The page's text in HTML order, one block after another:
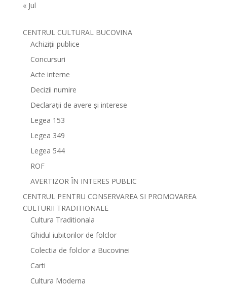
« Jul
CENTRUL CULTURAL BUCOVINA
Achiziții publice
Concursuri
Acte interne
Decizii numire
Declarații de avere și interese
Legea 153
Legea 349
Legea 544
ROF
AVERTIZOR ÎN INTERES PUBLIC
CENTRUL PENTRU CONSERVAREA SI PROMOVAREA
CULTURII TRADITIONALE
Cultura Traditionala
Ghidul iubitorilor de folclor
Colectia de folclor a Bucovinei
Carti
Cultura Moderna